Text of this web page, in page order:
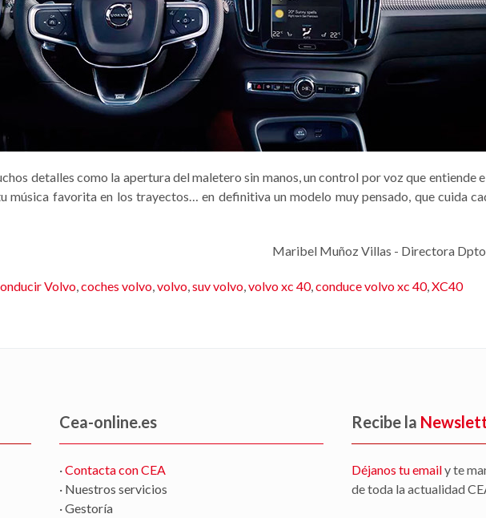
detalles como la apertura del maletero sin manos, un control por voz que entiende
música favorita en los trayectos… en definitiva un modelo muy pensado, que cuida
Maribel Muñoz Villas - Directora
Volvo,coches volvo,volvo,suv volvo,volvo xc 40,conduce volvo xc 40,XC40
Cea-online.es
·Contacta con CEA
· Nuestros servicios
· Gestoría
Recibe la
Déjanos tu emaily te
de toda la actualidad